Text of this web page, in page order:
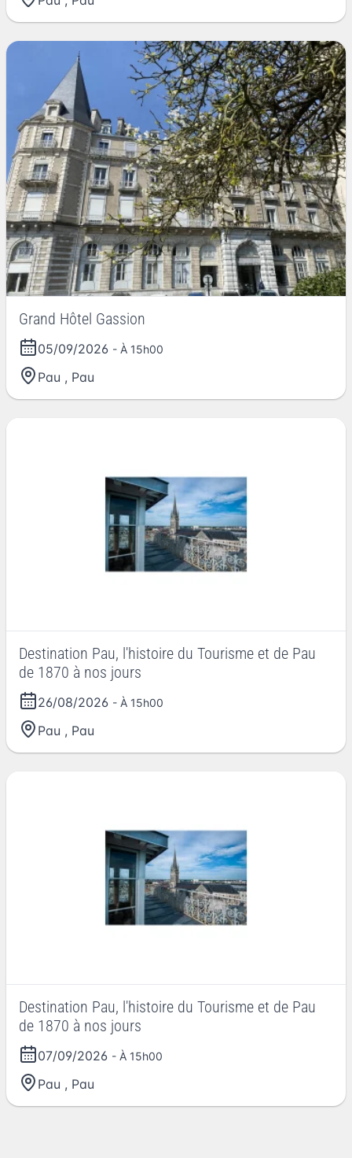
Grand Hôtel Gassion
05/09/2026 - À 15h00
Pau , Pau
Destination Pau, l'histoire du Tourisme et de Pau
de 1870 à nos jours
26/08/2026 - À 15h00
Pau , Pau
Destination Pau, l'histoire du Tourisme et de Pau
de 1870 à nos jours
07/09/2026 - À 15h00
Pau , Pau